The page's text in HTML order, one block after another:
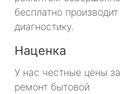
бесплатно производит
диагностику.
Наценка
У нас честные цены за
ремонт бытовой